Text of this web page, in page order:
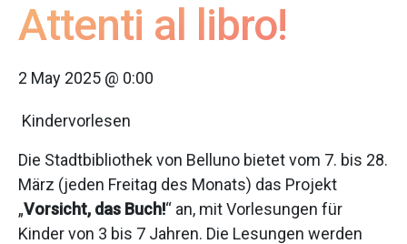
Attenti al libro!
2 May 2025 @ 0:00
Kindervorlesen
Die Stadtbibliothek von Belluno bietet vom 7. bis 28.
März (jeden Freitag des Monats) das Projekt
„Vorsicht, das Buch!“ an, mit Vorlesungen für
Kinder von 3 bis 7 Jahren. Die Lesungen werden